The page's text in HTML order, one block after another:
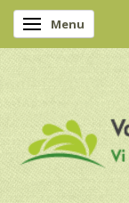
Skifte navigation
Menu